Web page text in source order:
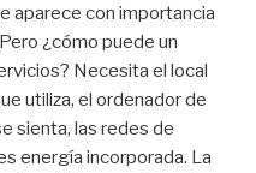
aparece con importancia
¿cómo puede un
Necesita el local
utiliza, el ordenador de
sienta, las redes de
energía incorporada. La